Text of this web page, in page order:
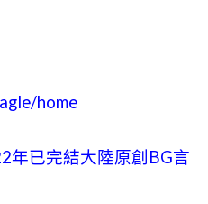
home
年已完結大陸原創BG言